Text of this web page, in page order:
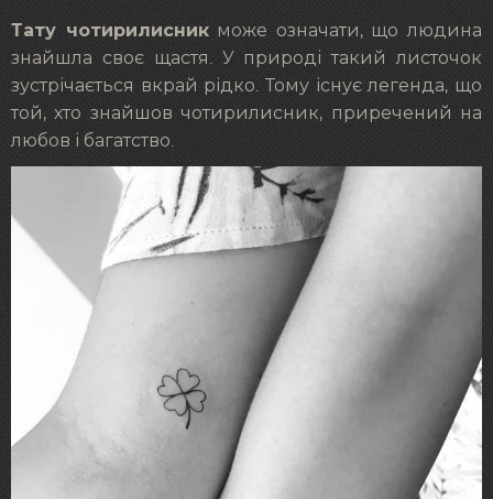
Тату чотирилисникможе означати, що людина
знайшла своє щастя. У природі такий листочок
зустрічається вкрай рідко. Тому існує легенда, що
той, хто знайшов чотирилисник, приречений на
любов і багатство.